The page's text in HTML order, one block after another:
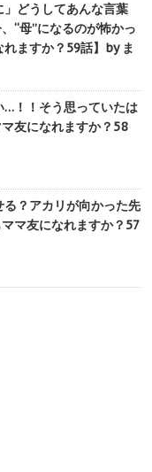
」どうしてあんな言葉
“母”になるのが怖かっ
ますか？59話】by ま
…！！そう思っていたは
友になれますか？58
？アカリが向かった先
マ友になれますか？57